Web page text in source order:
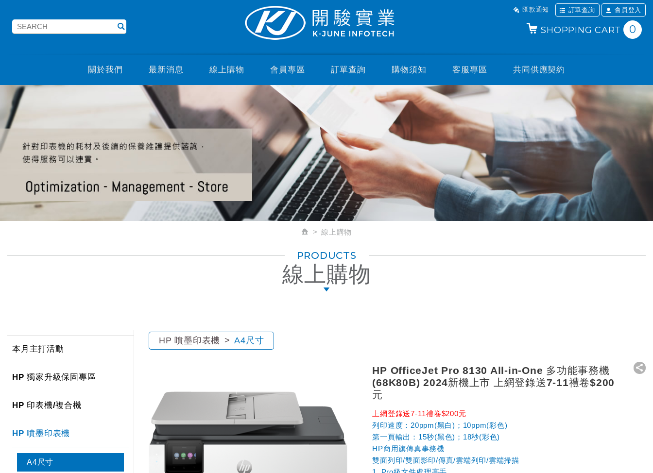
匯款通知 訂單查詢 會員登入
SHOPPING CART 0
關於我們 最新消息 線上購物 會員專區 訂單查詢 購物須知 客服專區 共同供應契約
線上購物
PRODUCTS
線上購物
本月主打活動
HP 獨家升級保固專區
HP 印表機/複合機
HP 噴墨印表機
A4尺寸
HP 噴墨印表機 A4尺寸
HP OfficeJet Pro 8130 All-in-One 多功能事務機
(68K80B) 2024新機上市 上網登錄送7-11禮卷$200
元
上網登錄送7-11禮卷$200元
列印速度：20ppm(黑白)；10ppm(彩色)
第一頁輸出：15秒(黑色)；18秒(彩色)
HP商用旗傳真事務機
雙面列印/雙面影印/傳真/雲端列印/雲端掃描